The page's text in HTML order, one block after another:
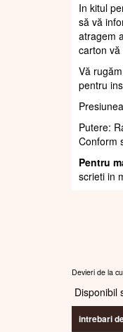
In kitul
să vă
atragem
carton vă
Vă
pentru
Putere:
Conform
Pentru
scrieti in
Devieri de la
Disponibil
intrebari